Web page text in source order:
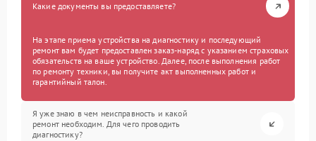
Какие документы вы предоставляете?
На этапе приема устройства на диагностику и последующий
ремонт вам будет предоставлен заказ-наряд с указанием страховых
обязательств на ваше устройство. Далее, после выполнения работ
по ремонту техники, вы получите акт выполненных работ и
гарантийный талон.
Я уже знаю в чем неисправность и какой
ремонт необходим. Для чего проводить
диагностику?